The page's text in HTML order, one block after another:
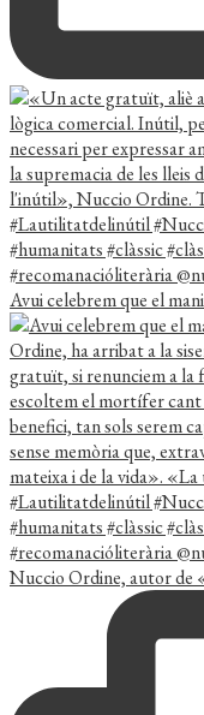
Avui celebrem que el
Nuccio Ordine, autor de